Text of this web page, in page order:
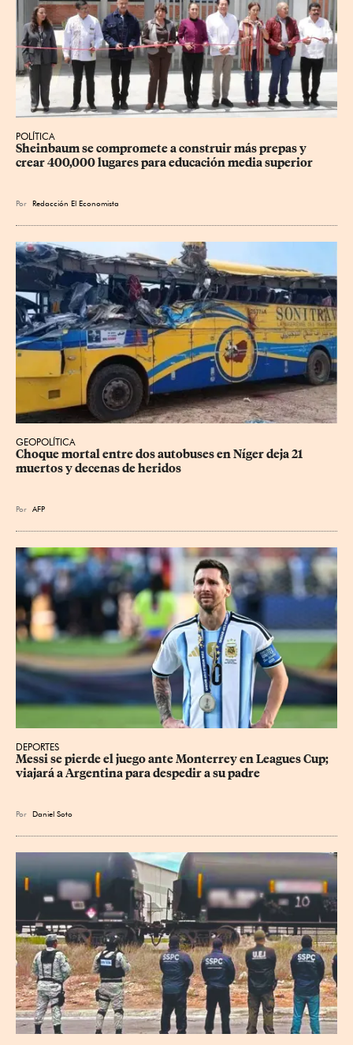
POLÍTICA
Sheinbaum se compromete a construir más prepas y
crear 400,000 lugares para educación media superior
Por Redacción El Economista
GEOPOLÍTICA
Choque mortal entre dos autobuses en Níger deja 21
muertos y decenas de heridos
Por AFP
DEPORTES
Messi se pierde el juego ante Monterrey en Leagues Cup;
viajará a Argentina para despedir a su padre
Por Daniel Soto